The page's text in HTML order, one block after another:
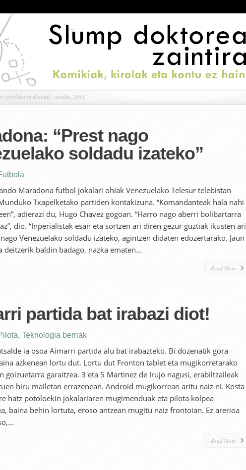
egindako artikuluak: otsaila, 2014
“Prest nago
soldadu izateko”
Maradona futbol jokalari ohiak Venezuelako Telesur telebistan
Txapelketako partiden kontakizuna. “Komandanteak hala nahi
adierazi du, Hugo Chavez gogoan. “Harro nago aberri bolibartarra
dio. “Inperialistak esan eta sortzen ari diren gezur guztiak ikusten ari
Venezuelako soldadu izateko, agintzen didaten edozertarako. Jaun
deitzerik baldin badago, nazka ematen...
Read More
partida bat irabazi diot!
, Teknologia berriak
ia osoa Aimarri partida alu bat irabazteko. Bi dozenatik gora
azkenean lortu dut. Lortu dut Fronton tablet eta mugikorretarako
goizuetarra garaitzea. 3 eta 5 Martinez de Irujo nagusi, erabiltzaileak
hiru mailetan errazenean. Android mugikorrean aritu naiz ni. Kosta
hatz potoloekin jokalariaren mugimenduak eta pilota kolpea
baina behin lortuta, eroso antzean mugitu naiz frontoian. Ez arerioa
Read More